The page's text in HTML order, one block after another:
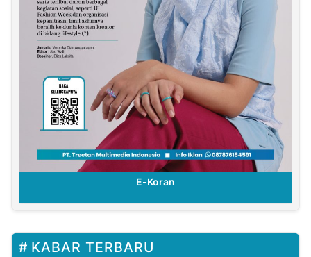
E-Koran
KABAR TERBARU